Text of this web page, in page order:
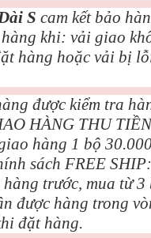
S cam kết bảo
khi: vải giao
hàng hoặc vải bị
được kiểm tra
HÀNG THU
hàng 1 bộ
sách FREE
trước, mua từ 3
được hàng trong
đặt hàng.